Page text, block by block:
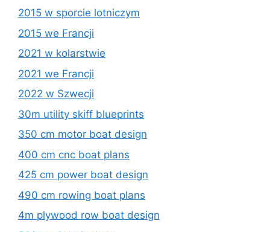
2015 w sporcie lotniczym
2015 we Francji
2021 w kolarstwie
2021 we Francji
2022 w Szwecji
30m utility skiff blueprints
350 cm motor boat design
400 cm cnc boat plans
425 cm power boat design
490 cm rowing boat plans
4m plywood row boat design